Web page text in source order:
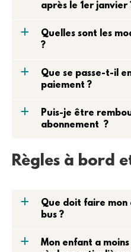
après le 1er janvier
a
Quelles sont les
?
a
Que se passe-t-il
paiement ?
a
Puis-je être
abonnement ?
Règles à bord
a
Que doit faire mon
bus ?
a
Mon enfant a